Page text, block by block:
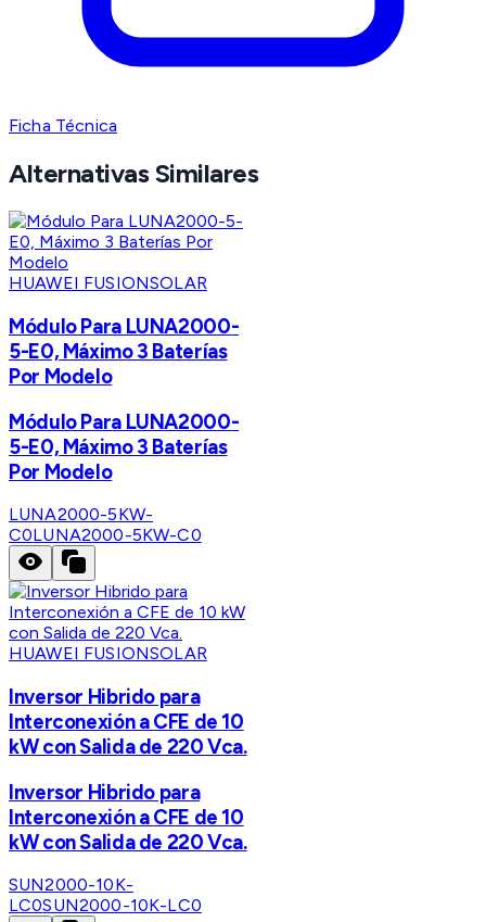
Ficha Técnica
Alternativas Similares
HUAWEI FUSIONSOLAR
Módulo Para LUNA2000-
5-E0, Máximo 3 Baterías
Por Modelo
Módulo Para LUNA2000-
5-E0, Máximo 3 Baterías
Por Modelo
LUNA2000-5KW-
C0LUNA2000-5KW-C0
HUAWEI FUSIONSOLAR
Inversor Hibrido para
Interconexión a CFE de 10
kW con Salida de 220 Vca.
Inversor Hibrido para
Interconexión a CFE de 10
kW con Salida de 220 Vca.
SUN2000-10K-
LC0SUN2000-10K-LC0